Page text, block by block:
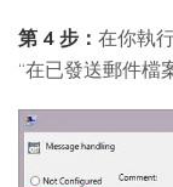
第 4 步： 在你執
“在已發送郵件檔